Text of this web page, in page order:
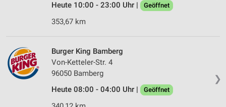
Heute 10:00 - 23:00 Uhr |
Geöffnet
353,67 km
❯
Burger King Bamberg
Von-Ketteler-Str. 4
96050 Bamberg
Heute 08:00 - 04:00 Uhr |
Geöffnet